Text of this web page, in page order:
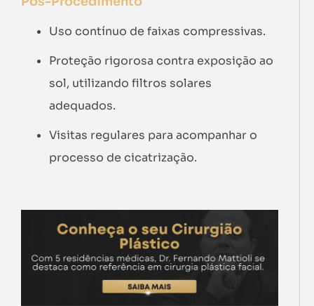
Uso contínuo de faixas compressivas.
Proteção rigorosa contra exposição ao
sol, utilizando filtros solares
adequados.
Visitas regulares para acompanhar o
processo de cicatrização.